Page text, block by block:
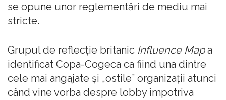
se opune unor reglementări de mediu mai
stricte.
Grupul de reflecție britanic Influence Mapa
identificat Copa-Cogeca ca fiind una dintre
cele mai angajate și „ostile” organizații atunci
când vine vorba despre lobby împotriva